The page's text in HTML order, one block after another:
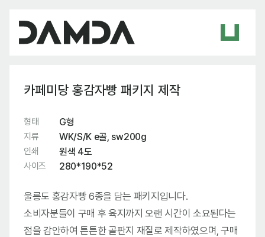
카페미당 홍감자빵 패키지 제작
형태 G형
지류 WK/S/K e골, sw200g
인쇄 원색 4도
사이즈 280*190*52
울릉도 홍감자빵 6종을 담는 패키지입니다.
소비자분들이 구매 후 육지까지 오랜 시간이 소요된다는
점을 감안하여 튼튼한 골판지 재질로 제작하였으며, 구매